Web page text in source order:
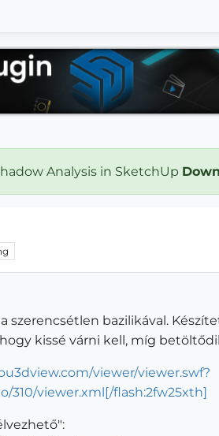
Analysis in SketchUp
szerencsétlen bazilikával.
kissé várni kell, míg
viewer/viewer.swf?
310/viewer.xml[/flash:2fw25xth]